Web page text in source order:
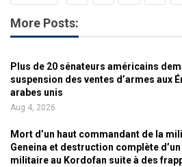
More Posts:
Plus de 20 sénateurs américains
suspension des ventes d’armes aux
arabes unis
Aug 4, 2026
Mort d’un haut commandant de la
Geneina et destruction complète
militaire au Kordofan suite à des